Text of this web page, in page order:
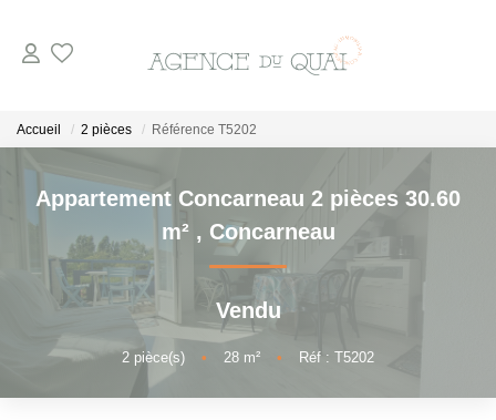
En Viager
A La Location
VENDRE
Accueil 2 pièces Référence T5202
Appartement Concarneau 2 pièces 30.60
m² , Concarneau
Vendu
2 pièce(s) • 28 m² • Réf : T5202